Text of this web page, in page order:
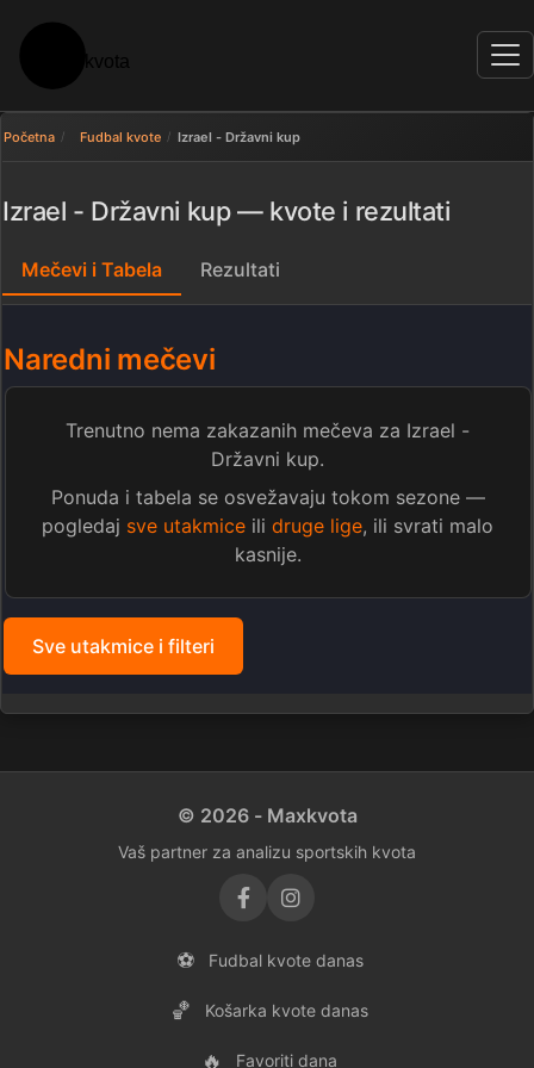
Početna Fudbal kvote Izrael - Državni kup
Izrael - Državni kup — kvote i rezultati
Mečevi i Tabela Rezultati
Naredni mečevi
Trenutno nema zakazanih mečeva za Izrael -
Državni kup.
Ponuda i tabela se osvežavaju tokom sezone —
pogledaj sve utakmice ili druge lige, ili svrati malo
kasnije.
Sve utakmice i filteri
© 2026 - Maxkvota
Vaš partner za analizu sportskih kvota
⚽ Fudbal kvote danas
🏀 Košarka kvote danas
🔥 Favoriti dana